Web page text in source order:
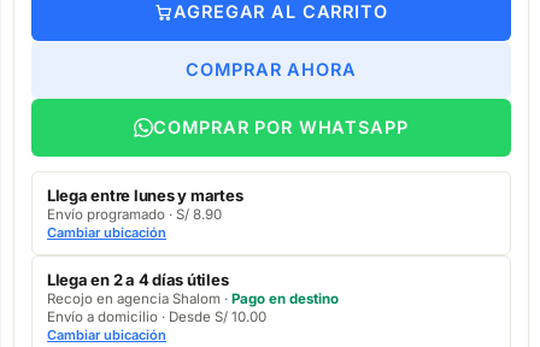
AGREGAR AL CARRITO
COMPRAR AHORA
COMPRAR POR WHATSAPP
Llega entre lunes y martes
Envío programado · S/ 8.90
Cambiar ubicación
Llega en 2 a 4 días útiles
Recojo en agencia Shalom · Pago en destino
Envío a domicilio · Desde S/ 10.00
Cambiar ubicación